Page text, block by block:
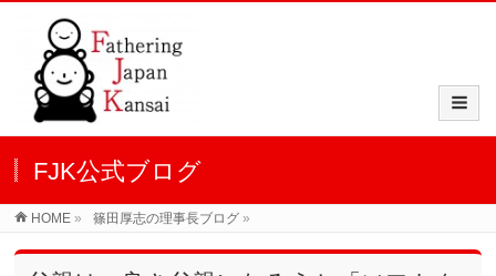
FJK公式ブログ
HOME » 篠田厚志の理事長ブログ »